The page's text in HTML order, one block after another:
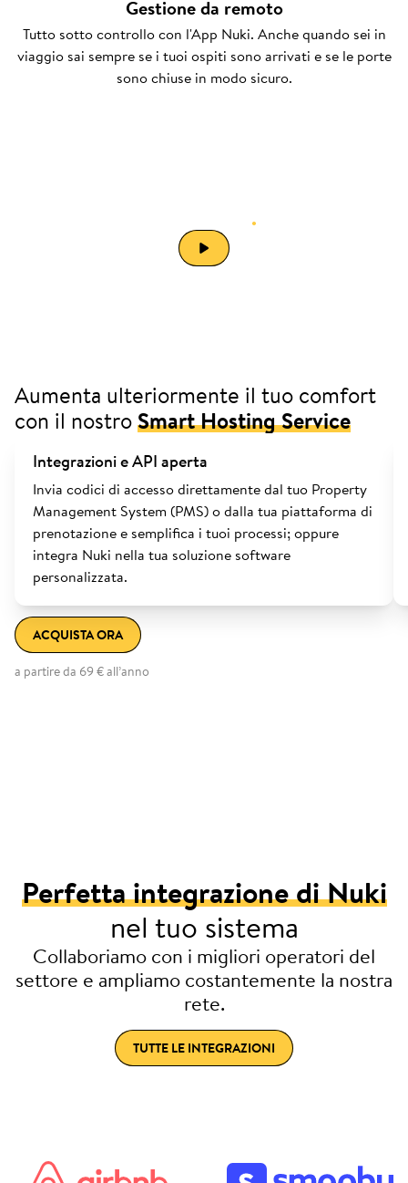
Gestione da remoto
Tutto sotto controllo con l'App Nuki. Anche quando sei in
viaggio sai sempre se i tuoi ospiti sono arrivati e se le porte
sono chiuse in modo sicuro.
.
Aumenta ulteriormente il tuo comfort
con il nostroSmart Hosting Service
Integrazioni e API aperta
Invia codici di accesso direttamente dal tuo Property
Management System (PMS) o dalla tua piattaforma di
prenotazione e semplifica i tuoi processi; oppure
integra Nuki nella tua soluzione software
personalizzata.
ACQUISTA ORA
a partire da 69 € all’anno
Perfetta integrazione di Nuki
nel tuo sistema
Collaboriamo con i migliori operatori del
settore e ampliamo costantemente la nostra
rete.
TUTTE LE INTEGRAZIONI